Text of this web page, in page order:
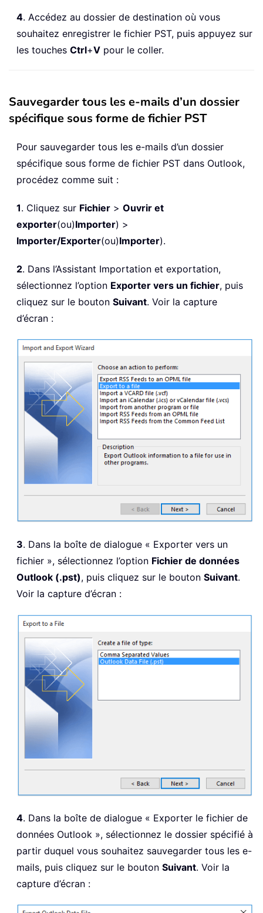
4. Accédez au dossier de destination où vous
souhaitez enregistrer le fichier PST, puis appuyez sur
les touches Ctrl+V pour le coller.
Sauvegarder tous les e-mails d’un dossier
spécifique sous forme de fichier PST
Pour sauvegarder tous les e-mails d’un dossier
spécifique sous forme de fichier PST dans Outlook,
procédez comme suit :
1. Cliquez sur Fichier > Ouvrir et
exporter(ou)Importer) >
Importer/Exporter(ou)Importer).
2. Dans l’Assistant Importation et exportation,
sélectionnez l’option Exporter vers un fichier, puis
cliquez sur le bouton Suivant. Voir la capture
d’écran :
3. Dans la boîte de dialogue « Exporter vers un
fichier », sélectionnez l’option Fichier de données
Outlook (.pst), puis cliquez sur le bouton Suivant.
Voir la capture d’écran :
4. Dans la boîte de dialogue « Exporter le fichier de
données Outlook », sélectionnez le dossier spécifié à
partir duquel vous souhaitez sauvegarder tous les e-
mails, puis cliquez sur le bouton Suivant. Voir la
capture d’écran :